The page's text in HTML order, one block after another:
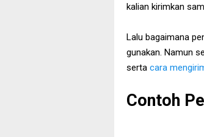
kalian kirimkan
Lalu bagaimana
gunakan. Namun
serta cara
Contoh